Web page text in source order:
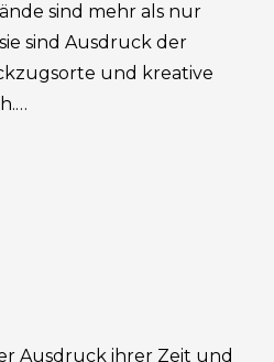
sind mehr als nur
sind Ausdruck der
und kreative
Ausdruck ihrer Zeit und